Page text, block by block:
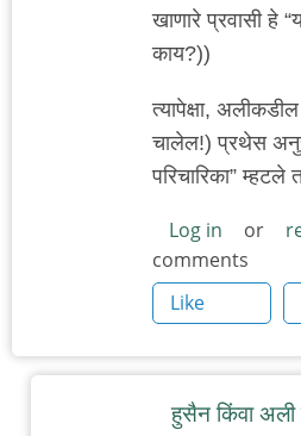
खाणारे प्रवासी हे
काय?))
त्यापेक्षा,
चालेल!) प्रथेस
परिचारिका” म्हटले
Log in or
comments
Like
हुसैन किंवा